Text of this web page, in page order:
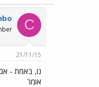
C
21/11/15
נו, באמת -
אומר